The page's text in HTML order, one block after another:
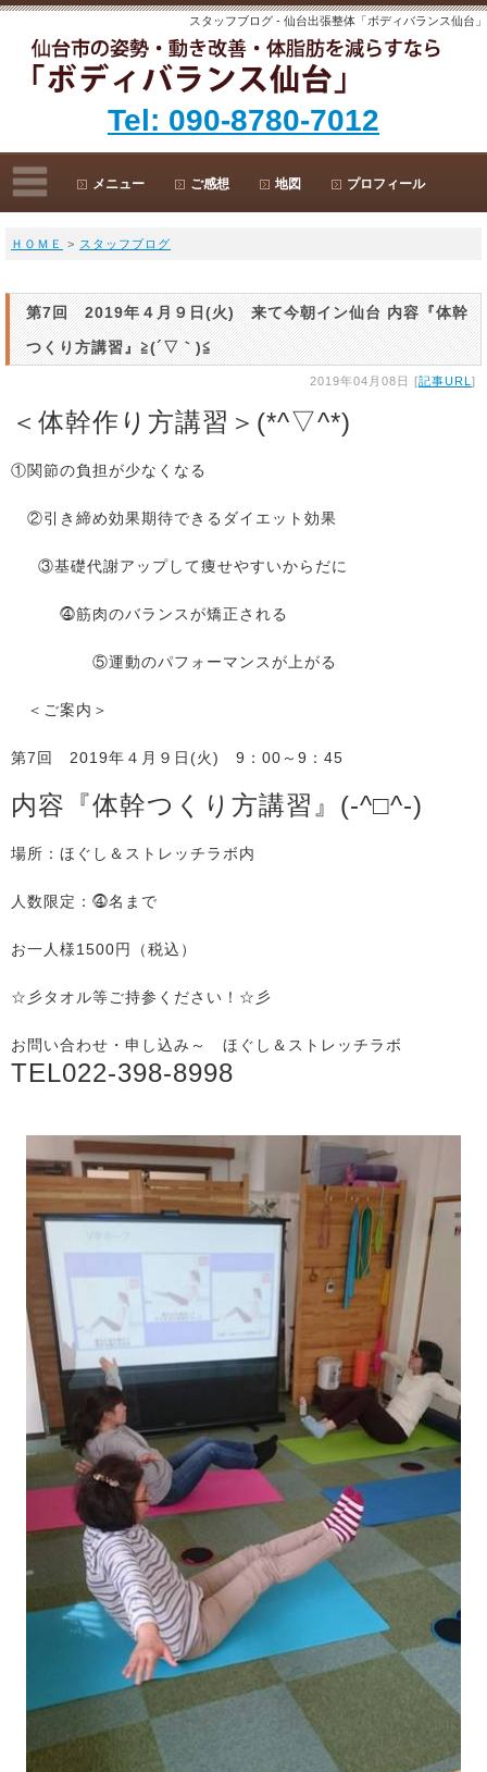
スタッフブログ - 仙台出張整体「ボディバランス仙台」
Tel: 090-8780-7012
メニュー ご感想 地図 プロフィール
ＨＯＭＥ > スタッフブログ
第7回 2019年４月９日(火) 来て今朝イン仙台 内容『体幹
つくり方講習』≧(´▽｀)≦
2019年04月08日 [記事URL ]
＜体幹作り方講習＞(*^▽^*)
①関節の負担が少なくなる
②引き締め効果期待できるダイエット効果
③基礎代謝アップして痩せやすいからだに
⓸筋肉のバランスが矯正される
⑤運動のパフォーマンスが上がる
＜ご案内＞
第7回 2019年４月９日(火) 9：00～9：45
内容『体幹つくり方講習』(-^□^-)
場所：ほぐし＆ストレッチラボ内
人数限定：⓸名まで
お一人様1500円（税込）
☆彡タオル等ご持参ください！☆彡
お問い合わせ・申し込み～ ほぐし＆ストレッチラボ
TEL022-398-8998